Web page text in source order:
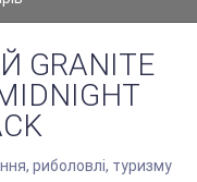
риболовлі, туризму